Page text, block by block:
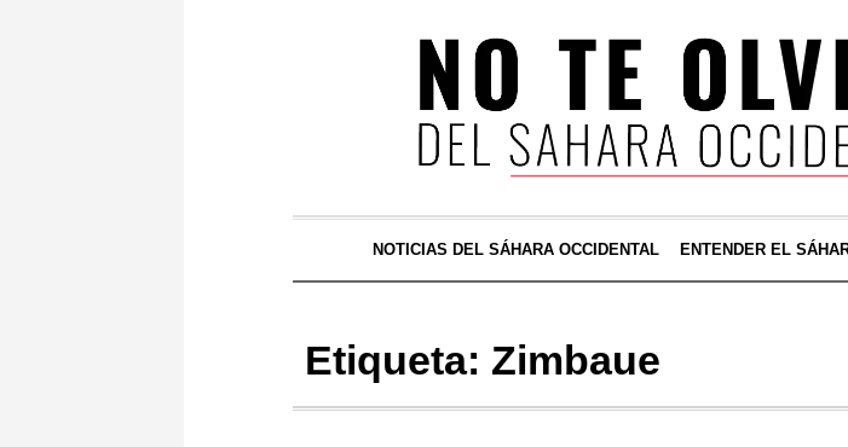
NOTICIAS DEL SÁHARA OCCIDENTAL ENTENDER EL
Etiqueta: Zimbaue